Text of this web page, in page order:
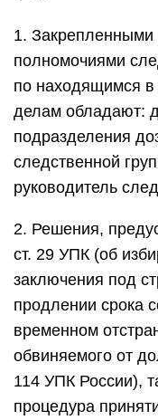
1. Закрепленными
полномочиями
по находящимся в
делам обладают:
подразделения
следственной
руководитель
2. Решения,
ст. 29 УПК (об
заключения под
продлении срока
временном
обвиняемого от
114 УПК России),
процедура